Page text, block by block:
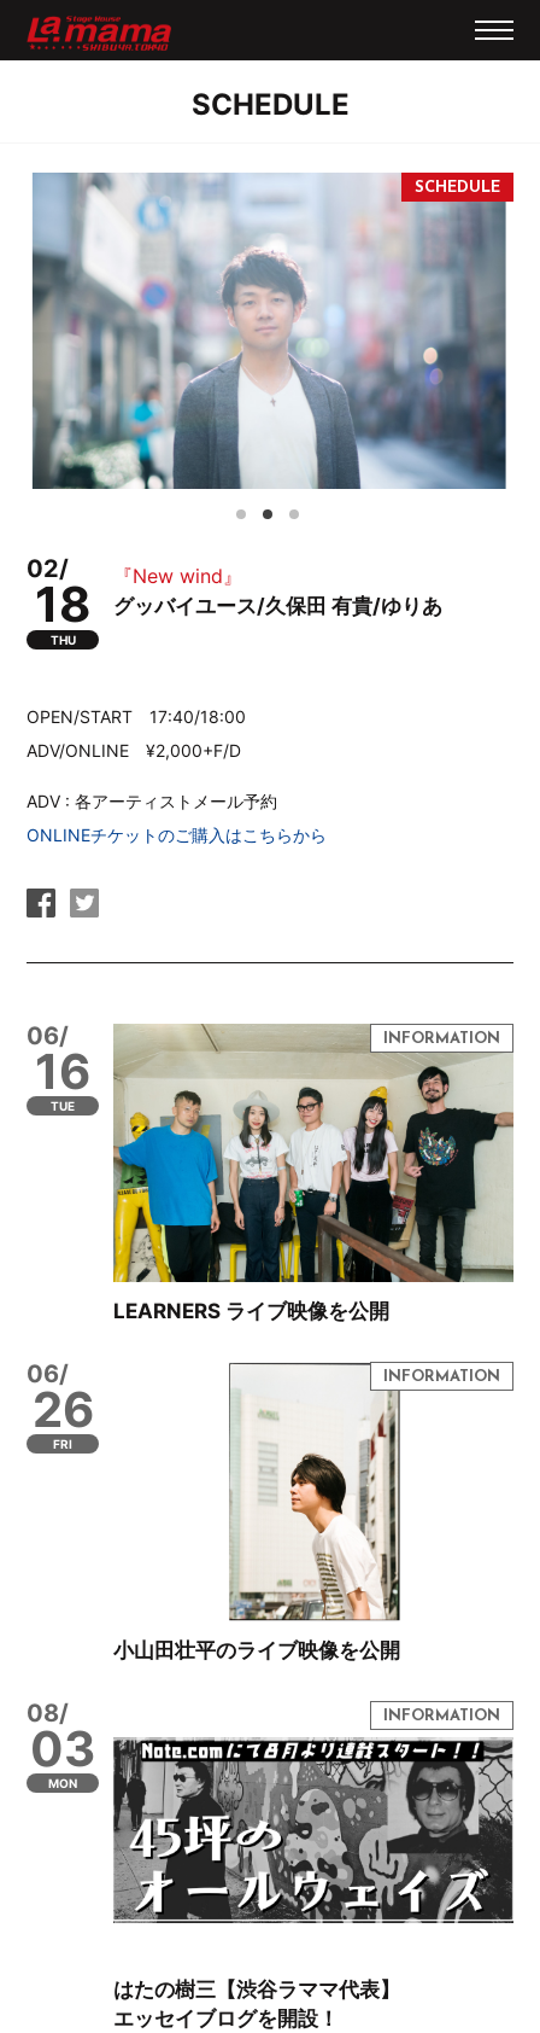
SCHEDULE
02/
18
THU
『New wind』
グッバイユース/久保田 有貴/ゆりあ
OPEN/START 17:40/18:00
ADV/ONLINE ¥2,000+F/D
ADV : 各アーティストメール予約
ONLINEチケットのご購入はこちらから
06/
16
TUE
LEARNERS ライブ映像を公開
06/
26
FRI
小山田壮平のライブ映像を公開
08/
03
MON
はたの樹三【渋谷ラママ代表】
エッセイブログを開設！